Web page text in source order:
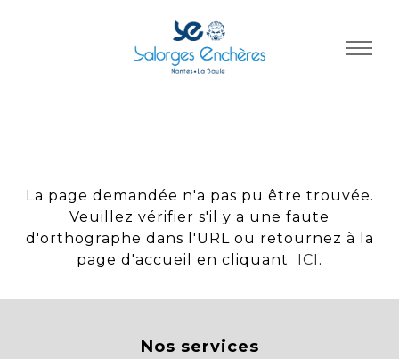
La page demandée n'a pas pu être trouvée.
Veuillez vérifier s'il y a une faute
d'orthographe dans l'URL ou retournez à la
page d'accueil en cliquant
ICI .
Nos services